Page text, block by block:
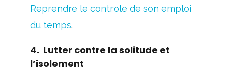
Reprendre le controle de son emploi
du temps.
4. Lutter contre la solitude et
l’isolement